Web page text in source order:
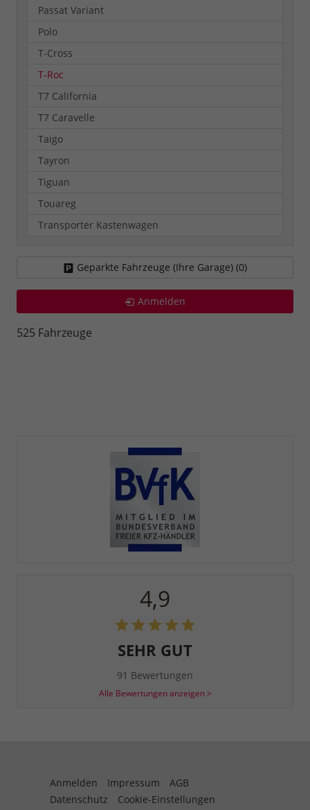
Passat Variant
Polo
T-Cross
T-Roc
T7 California
T7 Caravelle
Taigo
Tayron
Tiguan
Touareg
Transporter Kastenwagen
Geparkte Fahrzeuge (Ihre Garage) (0)
Anmelden
525 Fahrzeuge
4,9
SEHR GUT
91 Bewertungen
Alle Bewertungen anzeigen >
Anmelden Impressum
AGB
Datenschutz
Cookie-Einstellungen